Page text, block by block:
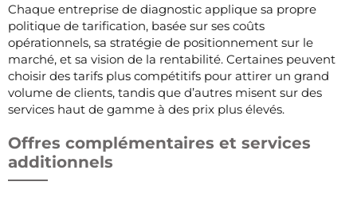
Chaque entreprise de diagnostic applique sa propre
politique de tarification, basée sur ses coûts
opérationnels, sa stratégie de positionnement sur le
marché, et sa vision de la rentabilité. Certaines peuvent
choisir des tarifs plus compétitifs pour attirer un grand
volume de clients, tandis que d’autres misent sur des
services haut de gamme à des prix plus élevés.
Offres complémentaires et services
additionnels